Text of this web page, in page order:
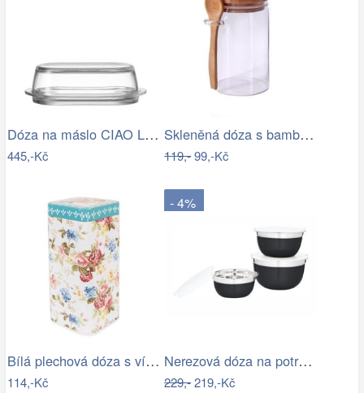
Dóza na máslo CIAO Leonardo
445,-Kč
Skleněná dóza s bambus víčkem TORO…
119,-99,-Kč
Bílá plechová dóza s víkem a květy - 7…
114,-Kč
- 4%
Nerezová dóza na potraviny s víkem TORO…
229,-219,-Kč